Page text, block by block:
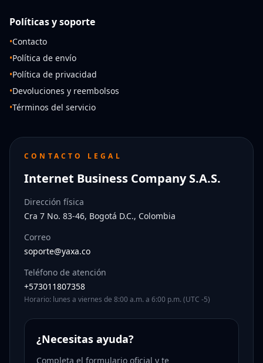
Políticas y soporte
•Contacto
•Política de envío
•Política de privacidad
•Devoluciones y reembolsos
•Términos del servicio
CONTACTO LEGAL
Internet Business Company S.A.S.
Dirección física
Cra 7 No. 83-46, Bogotá D.C., Colombia
Correo
soporte@yaxa.co
Teléfono de atención
+573011807358
Horario: lunes a viernes de 8:00 a.m. a 6:00 p.m. (UTC -5)
¿Necesitas ayuda?
Completa el formulario oficial y te